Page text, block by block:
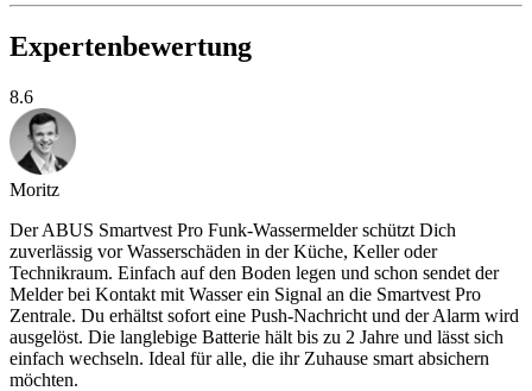
Expertenbewertung
8.6
Moritz
Der ABUS Smartvest Pro Funk-Wassermelder schützt Dich
zuverlässig vor Wasserschäden in der Küche, Keller oder
Technikraum. Einfach auf den Boden legen und schon sendet der
Melder bei Kontakt mit Wasser ein Signal an die Smartvest Pro
Zentrale. Du erhältst sofort eine Push-Nachricht und der Alarm wird
ausgelöst. Die langlebige Batterie hält bis zu 2 Jahre und lässt sich
einfach wechseln. Ideal für alle, die ihr Zuhause smart absichern
möchten.